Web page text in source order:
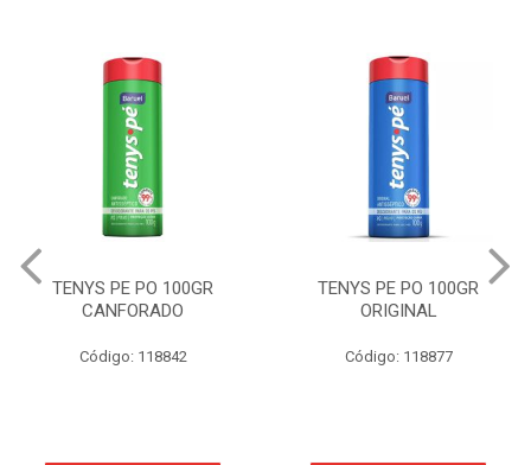
TENYS PE PO 100GR
CANFORADO
Código: 118842
TENYS PE PO 100GR
ORIGINAL
Código: 118877